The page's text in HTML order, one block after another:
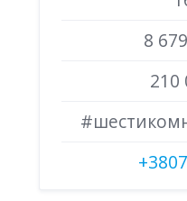
8
210